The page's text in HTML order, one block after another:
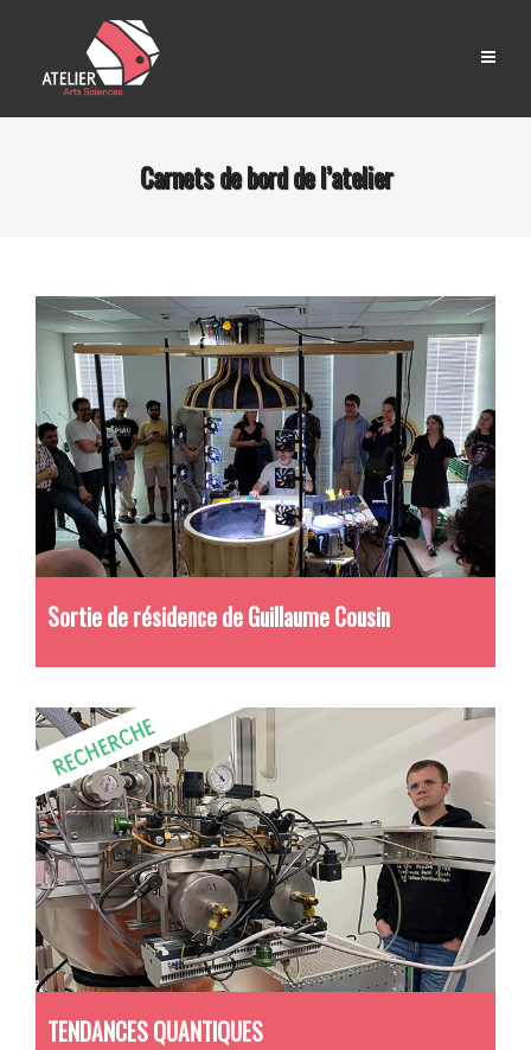
Carnets de bord de l’atelier
Sortie de résidence de Guillaume Cousin
TENDANCES QUANTIQUES